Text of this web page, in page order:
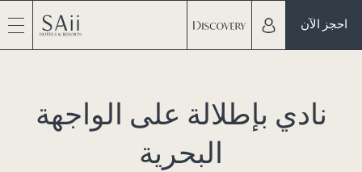
احجز الآن
نادي بإطلالة على الواجهة
البحرية